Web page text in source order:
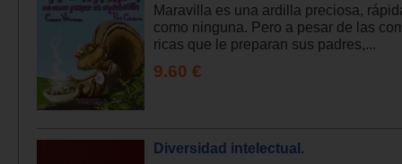
Maravilla es una ardilla preciosa,
como ninguna. Pero a pesar de las
ricas que le preparan sus padres,...
9.60 €
Diversidad intelectual.